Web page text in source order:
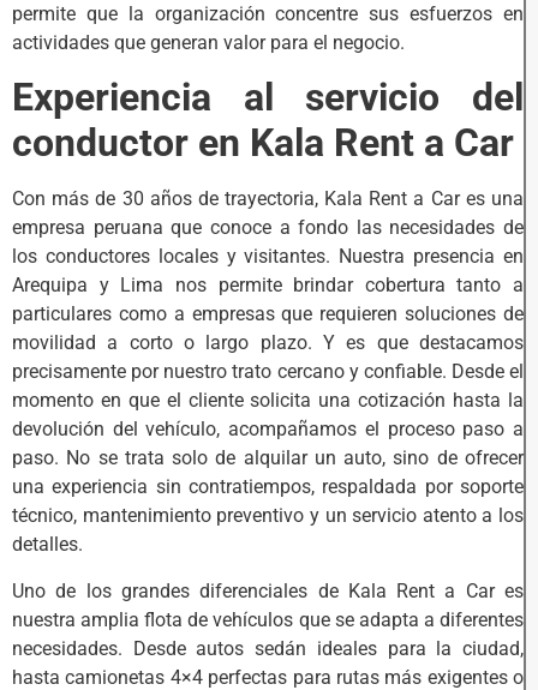
permite que la organización concentre sus esfuerzos en
actividades que generan valor para el negocio.
Experiencia al servicio del
conductor en Kala Rent a Car
Con más de 30 años de trayectoria, Kala Rent a Car es una
empresa peruana que conoce a fondo las necesidades de
los conductores locales y visitantes. Nuestra presencia en
Arequipa y Lima nos permite brindar cobertura tanto a
particulares como a empresas que requieren soluciones de
movilidad a corto o largo plazo. Y es que destacamos
precisamente por nuestro trato cercano y confiable. Desde el
momento en que el cliente solicita una cotización hasta la
devolución del vehículo, acompañamos el proceso paso a
paso. No se trata solo de alquilar un auto, sino de ofrecer
una experiencia sin contratiempos, respaldada por soporte
técnico, mantenimiento preventivo y un servicio atento a los
detalles.
Uno de los grandes diferenciales de Kala Rent a Car es
nuestra amplia flota de vehículos que se adapta a diferentes
necesidades. Desde autos sedán ideales para la ciudad,
hasta camionetas 4×4 perfectas para rutas más exigentes o